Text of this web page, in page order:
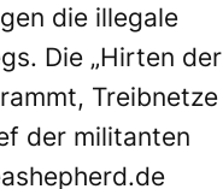
die illegale
Die „Hirten der
Treibnetze
der militanten